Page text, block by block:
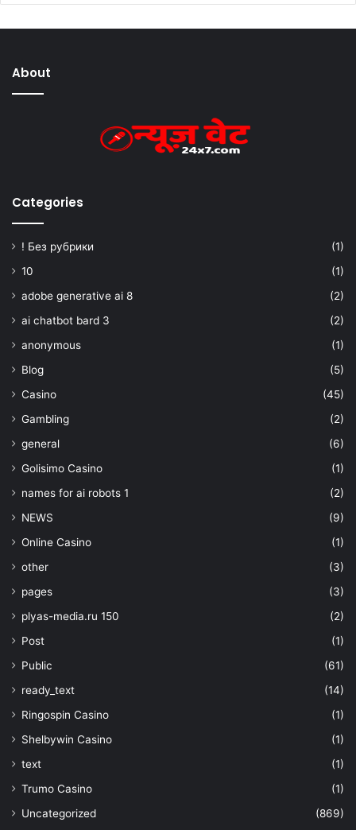
About
Categories
! Без рубрики
(1)
10
(1)
adobe generative ai 8
(2)
ai chatbot bard 3
(2)
anonymous
(1)
Blog
(5)
Casino
(45)
Gambling
(2)
general
(6)
Golisimo Casino
(1)
names for ai robots 1
(2)
NEWS
(9)
Online Casino
(1)
other
(3)
pages
(3)
plyas-media.ru 150
(2)
Post
(1)
Public
(61)
ready_text
(14)
Ringospin Casino
(1)
Shelbywin Casino
(1)
text
(1)
Trumo Casino
(1)
Uncategorized
(869)